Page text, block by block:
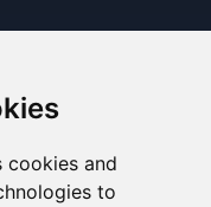
cookies and
to